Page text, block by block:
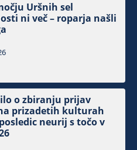
Uršnih sel
ni več – roparja našli
o zbiranju prijav
prizadetih kulturah
neurij s točo v